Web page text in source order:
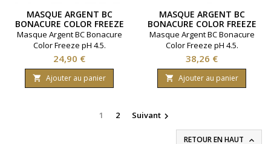
MASQUE ARGENT BC
BONACURE COLOR FREEZE
200ML
Masque Argent BC Bonacure
Color Freeze pH 4.5.
Protection de la fibre
capillaire. Ravive les cheveux
colorés. Marque
Schwarzkopf. Contenance
Prix
24,90 €
 Ajouter au panier
MASQUE ARGENT BC
BONACURE COLOR FREEZE
500ML
Masque Argent BC Bonacure
Color Freeze pH 4.5.
Protection de la fibre
capillaire. Ravive les cheveux
colorés. Marque
Schwarzkopf. Contenance
Prix
38,26 €
 Ajouter au panier
1 2 Suivant 
RETOUR EN HAUT 